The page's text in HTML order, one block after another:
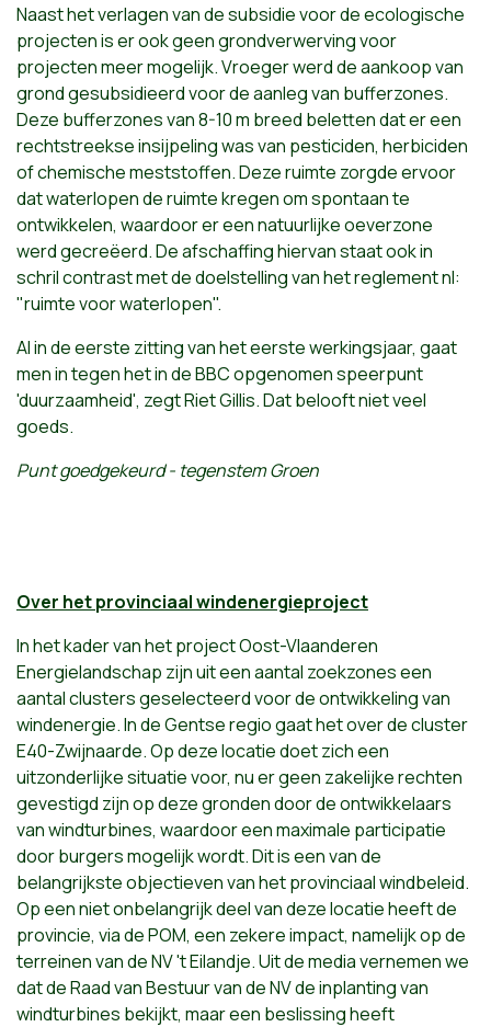
Naast het verlagen van de subsidie voor de ecologische
projecten is er ook geen grondverwerving voor
projecten meer mogelijk. Vroeger werd de aankoop van
grond gesubsidieerd voor de aanleg van bufferzones.
Deze bufferzones van 8-10 m breed beletten dat er een
rechtstreekse insijpeling was van pesticiden, herbiciden
of chemische meststoffen. Deze ruimte zorgde ervoor
dat waterlopen de ruimte kregen om spontaan te
ontwikkelen, waardoor er een natuurlijke oeverzone
werd gecreëerd. De afschaffing hiervan staat ook in
schril contrast met de doelstelling van het reglement nl:
"ruimte voor waterlopen".
Al in de eerste zitting van het eerste werkingsjaar, gaat
men in tegen het in de BBC opgenomen speerpunt
'duurzaamheid', zegt Riet Gillis. Dat belooft niet veel
goeds.
Punt goedgekeurd - tegenstem Groen
Over het provinciaal windenergieproject
In het kader van het project Oost-Vlaanderen
Energielandschap zijn uit een aantal zoekzones een
aantal clusters geselecteerd voor de ontwikkeling van
windenergie. In de Gentse regio gaat het over de cluster
E40-Zwijnaarde. Op deze locatie doet zich een
uitzonderlijke situatie voor, nu er geen zakelijke rechten
gevestigd zijn op deze gronden door de ontwikkelaars
van windturbines, waardoor een maximale participatie
door burgers mogelijk wordt. Dit is een van de
belangrijkste objectieven van het provinciaal windbeleid.
Op een niet onbelangrijk deel van deze locatie heeft de
provincie, via de POM, een zekere impact, namelijk op de
terreinen van de NV 't Eilandje. Uit de media vernemen we
dat de Raad van Bestuur van de NV de inplanting van
windturbines bekijkt, maar een beslissing heeft